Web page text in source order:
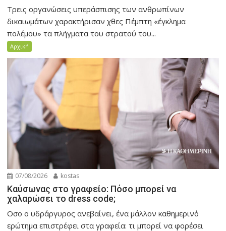
Τρεις οργανώσεις υπεράσπισης των ανθρωπίνων
δικαιωμάτων χαρακτήρισαν χθες Πέμπτη «έγκλημα
πολέμου» τα πλήγματα του στρατού του...
Αρχική
07/08/2026 kostas
Καύσωνας στο γραφείο: Πόσο μπορεί να
χαλαρώσει το dress code;
Οσο ο υδράργυρος ανεβαίνει, ένα μάλλον καθημερινό
ερώτημα επιστρέφει στα γραφεία: τι μπορεί να φορέσει